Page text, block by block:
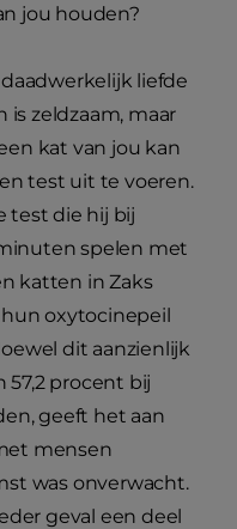
jou houden?
liefde
zeldzaam, maar
kat van jou kan
test uit te voeren.
test die hij bij
spelen met
katten in Zaks
oxytocinepeil
dit aanzienlijk
57,2 procent bij
geeft het aan
mensen
was onverwacht.
geval een deel